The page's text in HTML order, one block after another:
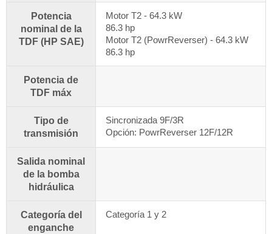
Potencia
nominal de la
TDF (HP SAE)
Motor T2 - 64.3 kW
86.3 hp
Motor T2 (PowrReverser) - 64.3 kW
86.3 hp
Potencia de
TDF máx
Tipo de
transmisión
Sincronizada 9F/3R
Opción: PowrReverser 12F/12R
Salida nominal
de la bomba
hidráulica
Categoría del
enganche
Categoría 1 y 2